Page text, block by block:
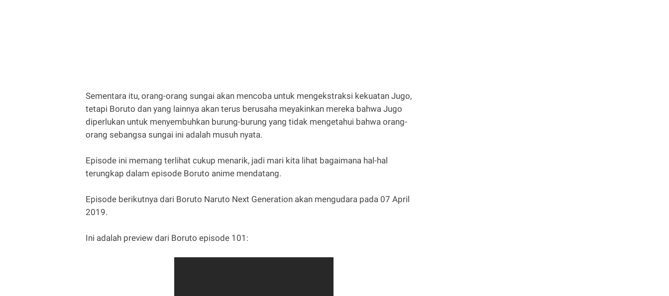
Sementara itu, orang-orang sungai akan mencoba untuk mengekstraksi kekuatan Jugo,
tetapi Boruto dan yang lainnya akan terus berusaha meyakinkan mereka bahwa Jugo
diperlukan untuk menyembuhkan burung-burung yang tidak mengetahui bahwa orang-
orang sebangsa sungai ini adalah musuh nyata.
Episode ini memang terlihat cukup menarik, jadi mari kita lihat bagaimana hal-hal
terungkap dalam episode Boruto anime mendatang.
Episode berikutnya dari Boruto Naruto Next Generation akan mengudara pada 07 April
2019.
Ini adalah preview dari Boruto episode 101: